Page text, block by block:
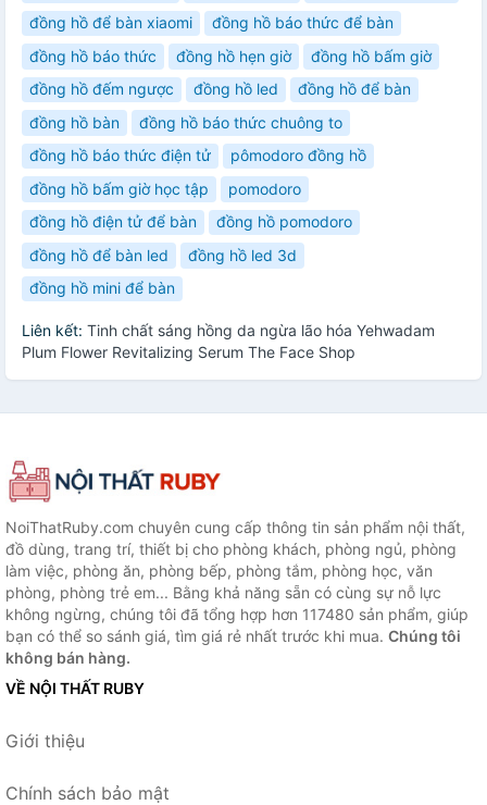
đồng hồ để bàn xiaomi
đồng hồ báo thức để bàn
đồng hồ báo thức
đồng hồ hẹn giờ
đồng hồ bấm giờ
đồng hồ đếm ngược
đồng hồ led
đồng hồ để bàn
đồng hồ bàn
đồng hồ báo thức chuông to
đồng hồ báo thức điện tử
pômodoro đồng hồ
đồng hồ bấm giờ học tập
pomodoro
đồng hồ điện tử để bàn
đồng hồ pomodoro
đồng hồ để bàn led
đồng hồ led 3d
đồng hồ mini để bàn
Liên kết: Tinh chất sáng hồng da ngừa lão hóa Yehwadam
Plum Flower Revitalizing Serum The Face Shop
NoiThatRuby.com chuyên cung cấp thông tin sản phẩm nội thất,
đồ dùng, trang trí, thiết bị cho phòng khách, phòng ngủ, phòng
làm việc, phòng ăn, phòng bếp, phòng tắm, phòng học, văn
phòng, phòng trẻ em... Bằng khả năng sẵn có cùng sự nỗ lực
không ngừng, chúng tôi đã tổng hợp hơn 117480 sản phẩm, giúp
bạn có thể so sánh giá, tìm giá rẻ nhất trước khi mua. Chúng tôi
không bán hàng.
VỀ NỘI THẤT RUBY
Giới thiệu
Chính sách bảo mật